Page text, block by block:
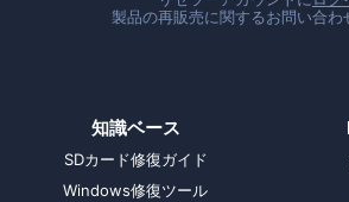
製品の再販売に関するお問い合わ
知識ベース
SDカード修復ガイド
Windows修復ツール